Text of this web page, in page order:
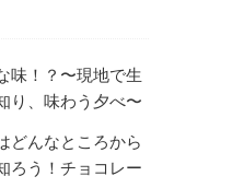
味！？〜現地で生
り、味わう夕べ〜
どんなところから
ろう！チョコレー